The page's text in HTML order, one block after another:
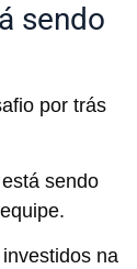
sendo
por trás
sendo
na